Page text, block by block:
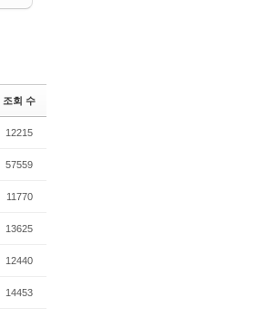
조회 수
12215
57559
11770
13625
12440
14453